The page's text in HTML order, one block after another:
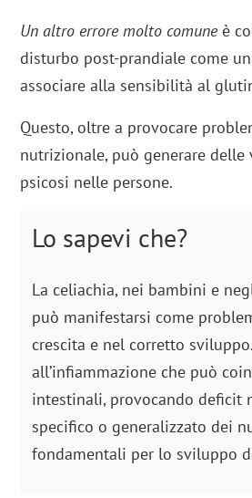
Un altro errore molto comuneè
disturbo post-prandiale come
associare alla sensibilità al
Questo, oltre a provocare
nutrizionale, può generare delle
psicosi nelle persone.
Lo sapevi che?
La celiachia, nei bambini e
può manifestarsi come
crescita e nel corretto
all’infiammazione che può
intestinali, provocando deficit
specifico o generalizzato dei
fondamentali per lo sviluppo